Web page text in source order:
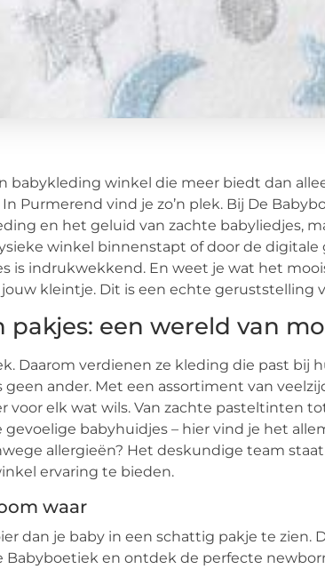
babykleding winkel die meer biedt dan
Purmerend vind je zo’n plek. Bij De
en het geluid van zachte babyliedjes,
winkel binnenstapt of door de
is indrukwekkend. En weet je wat het
kleintje. Dit is een echte geruststelling
pakjes: een wereld van
Daarom verdienen ze kleding die past
geen ander. Met een assortiment van
voor elk wat wils. Van zachte pasteltinten
gevoelige babyhuidjes – hier vind je het
allergieën? Het deskundige team
ervaring te bieden.
waar
dan je baby in een schattig pakje te
Babyboetiek en ontdek de perfecte